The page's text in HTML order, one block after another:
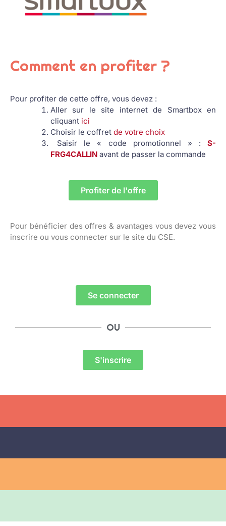
Comment en profiter ?
Pour profiter de cette offre, vous devez :
Aller sur le site internet de Smartbox en
cliquant ici
Choisir le coffret de votre choix
Saisir le « code promotionnel » : S-
FRG4CALLIN avant de passer la commande
Profiter de l'offre
Pour bénéficier des offres & avantages vous devez vous
inscrire ou vous connecter sur le site du CSE.
Se connecter
OU
S'inscrire